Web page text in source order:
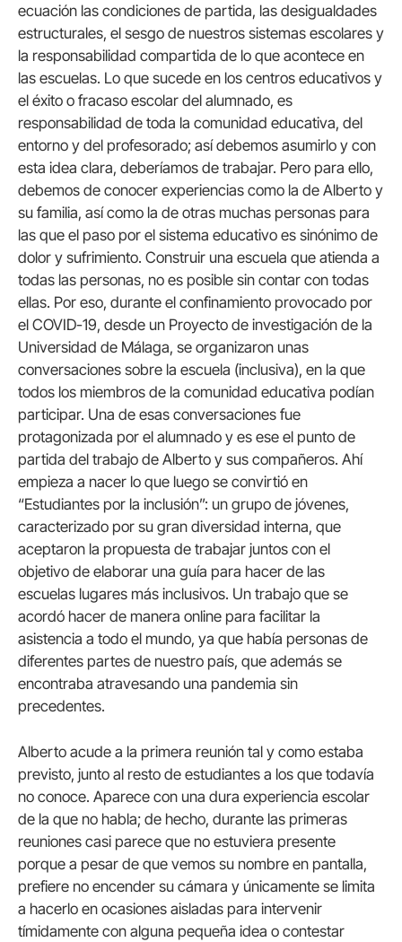
ecuación las condiciones de partida, las desigualdades
estructurales, el sesgo de nuestros sistemas escolares y
la responsabilidad compartida de lo que acontece en
las escuelas. Lo que sucede en los centros educativos y
el éxito o fracaso escolar del alumnado, es
responsabilidad de toda la comunidad educativa, del
entorno y del profesorado; así debemos asumirlo y con
esta idea clara, deberíamos de trabajar. Pero para ello,
debemos de conocer experiencias como la de Alberto y
su familia, así como la de otras muchas personas para
las que el paso por el sistema educativo es sinónimo de
dolor y sufrimiento. Construir una escuela que atienda a
todas las personas, no es posible sin contar con todas
ellas. Por eso, durante el confinamiento provocado por
el COVID-19, desde un Proyecto de investigación de la
Universidad de Málaga, se organizaron unas
conversaciones sobre la escuela (inclusiva), en la que
todos los miembros de la comunidad educativa podían
participar. Una de esas conversaciones fue
protagonizada por el alumnado y es ese el punto de
partida del trabajo de Alberto y sus compañeros. Ahí
empieza a nacer lo que luego se convirtió en
“Estudiantes por la inclusión”: un grupo de jóvenes,
caracterizado por su gran diversidad interna, que
aceptaron la propuesta de trabajar juntos con el
objetivo de elaborar una guía para hacer de las
escuelas lugares más inclusivos. Un trabajo que se
acordó hacer de manera online para facilitar la
asistencia a todo el mundo, ya que había personas de
diferentes partes de nuestro país, que además se
encontraba atravesando una pandemia sin
precedentes.
Alberto acude a la primera reunión tal y como estaba
previsto, junto al resto de estudiantes a los que todavía
no conoce. Aparece con una dura experiencia escolar
de la que no habla; de hecho, durante las primeras
reuniones casi parece que no estuviera presente
porque a pesar de que vemos su nombre en pantalla,
prefiere no encender su cámara y únicamente se limita
a hacerlo en ocasiones aisladas para intervenir
tímidamente con alguna pequeña idea o contestar